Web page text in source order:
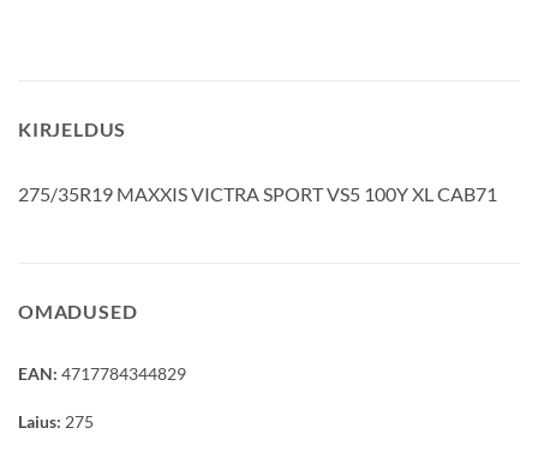
KIRJELDUS
275/35R19 MAXXIS VICTRA SPORT VS5 100Y XL CAB71
OMADUSED
EAN: 4717784344829
Laius: 275